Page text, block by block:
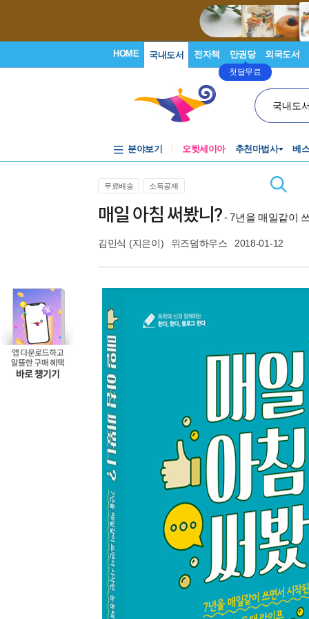
HOME 국내도서 전자책 만권당
첫달무료
외국도서
국내도
분야보기 오뒷세이아 추천마법사 베
무료배송 소득공제
매일 아침 써봤니?- 7년을 매일같이
김민식 (지은이) 위즈덤하우스 2018-01-12